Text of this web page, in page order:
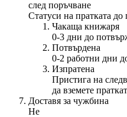
след поръчване
Статуси на пратката до
Чакаща книжаря
0-3 дни до
Потвърдена
0-2 работни дни
Изпратена
Пристига на
да вземете
Доставя за чужбина
Не